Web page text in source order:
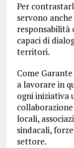
Per
servono
responsabilità
capaci di
territori.
Come
a lavorare in
ogni iniziativa
locali,
sindacali,
settore.